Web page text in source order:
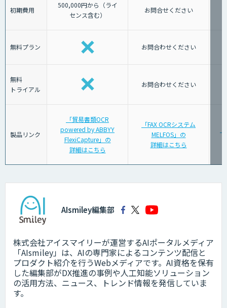
初期費用
500,000円から（ライ
センス含む）
お問合せください
無料プラン お問合わせください
無料
トライアル
お問合わせください
製品リンク
「貿易書類OCR
powered by ABBYY
FlexiCapture」の
詳細はこちら
「FAX OCRシステム
MELFOS」の
詳細はこちら
AIsmiley編集部
株式会社アイスマイリーが運営するAIポータルメディア
「AIsmiley」は、AIの専門家によるコンテンツ配信と
プロダクト紹介を行うWebメディアです。AI資格を保有
した編集部がDX推進の事例や人工知能ソリューション
の活用方法、ニュース、トレンド情報を発信していま
す。